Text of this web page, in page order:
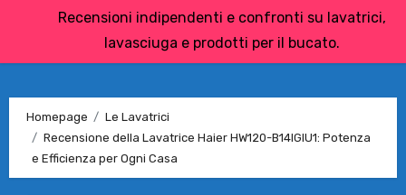
Recensioni indipendenti e confronti su lavatrici,
lavasciuga e prodotti per il bucato.
Homepage
Le Lavatrici
Recensione della Lavatrice Haier HW120-B14IGIU1: Potenza
e Efficienza per Ogni Casa